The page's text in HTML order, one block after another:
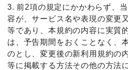
3. 前2項の規定にかかわらず、
容が、サービス名や表現の変更
等であり、本規約の内容に実質
は、予告期間をおくことなく、
のとし、変更後の新利用規約の
等に掲載する方法その他の方法